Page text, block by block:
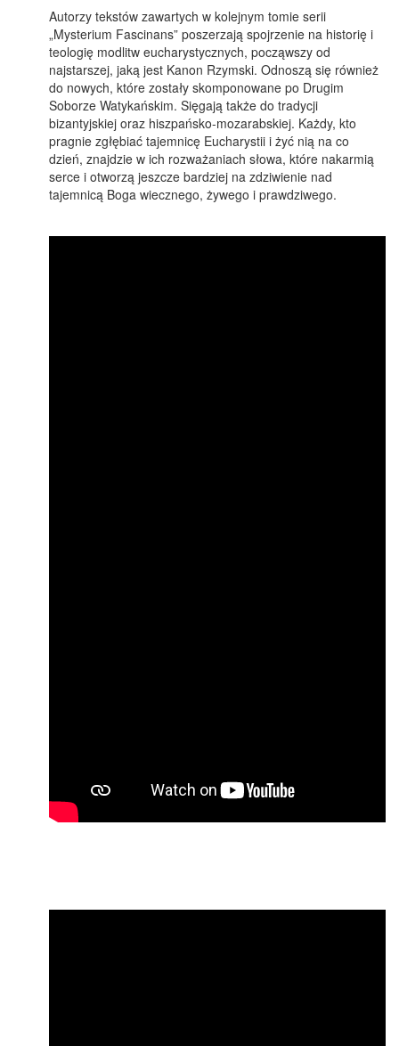
Autorzy tekstów zawartych w kolejnym tomie serii
„Mysterium Fascinans” poszerzają spojrzenie na historię i
teologię modlitw eucharystycznych, począwszy od
najstarszej, jaką jest Kanon Rzymski. Odnoszą się również
do nowych, które zostały skomponowane po Drugim
Soborze Watykańskim. Sięgają także do tradycji
bizantyjskiej oraz hiszpańsko-mozarabskiej. Każdy, kto
pragnie zgłębiać tajemnicę Eucharystii i żyć nią na co
dzień, znajdzie w ich rozważaniach słowa, które nakarmią
serce i otworzą jeszcze bardziej na zdziwienie nad
tajemnicą Boga wiecznego, żywego i prawdziwego.